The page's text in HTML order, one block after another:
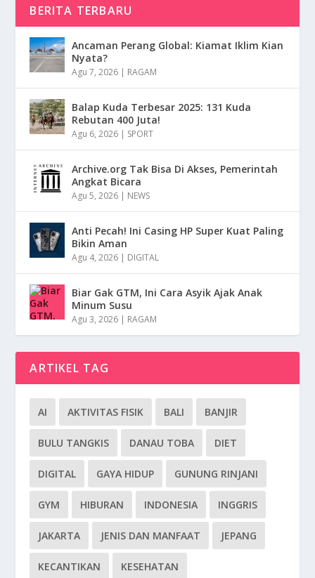
BERITA TERBARU
Ancaman Perang Global: Kiamat Iklim Kian
Nyata?
Agu 7, 2026 | RAGAM
Balap Kuda Terbesar 2025: 131 Kuda
Rebutan 400 Juta!
Agu 6, 2026 | SPORT
Archive.org Tak Bisa Di Akses, Pemerintah
Angkat Bicara
Agu 5, 2026 | NEWS
Anti Pecah! Ini Casing HP Super Kuat Paling
Bikin Aman
Agu 4, 2026 | DIGITAL
Biar Gak GTM, Ini Cara Asyik Ajak Anak
Minum Susu
Agu 3, 2026 | RAGAM
ARTIKEL TAG
AI AKTIVITAS FISIK BALI BANJIR
BULU TANGKIS DANAU TOBA DIET
DIGITAL GAYA HIDUP GUNUNG RINJANI
GYM HIBURAN INDONESIA INGGRIS
JAKARTA JENIS DAN MANFAAT JEPANG
KECANTIKAN KESEHATAN